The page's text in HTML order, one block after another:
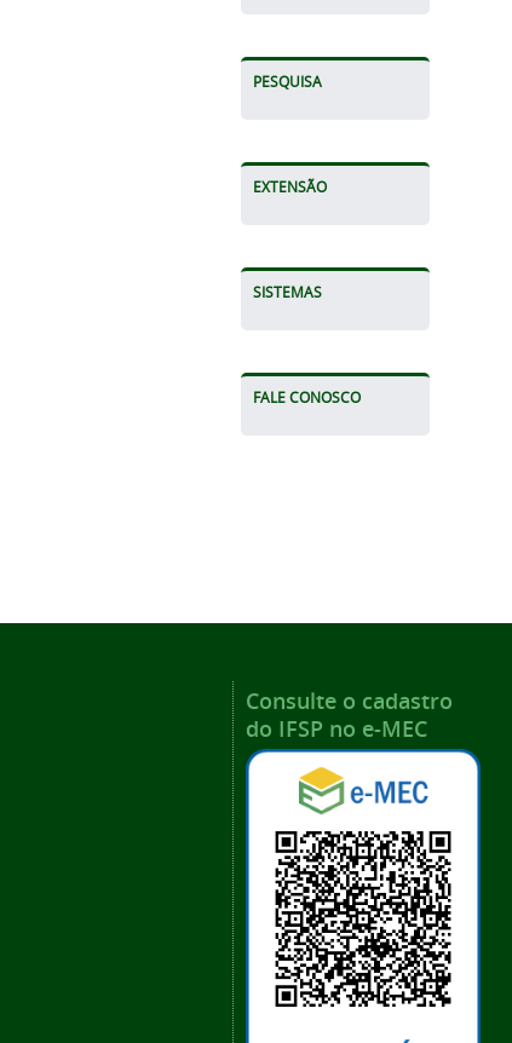
PESQUISA
EXTENSÃO
SISTEMAS
FALE CONOSCO
Consulte o cadastro
do IFSP no e-MEC